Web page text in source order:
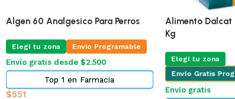
Analgesico Para Perros
tu zona Envio Programable
desde $2.500
Top 1 en Farmacia
Alimento Dalcat Gato
Elegí tu zona
Envío Gratis Programable
Envío gratis